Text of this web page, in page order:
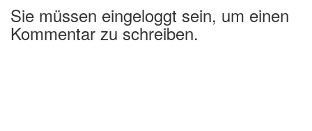
Sie müssen eingeloggt sein, um einen
Kommentar zu schreiben.